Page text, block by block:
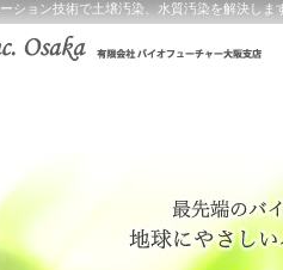
ション技術で土壌汚染、水質汚染を解決し